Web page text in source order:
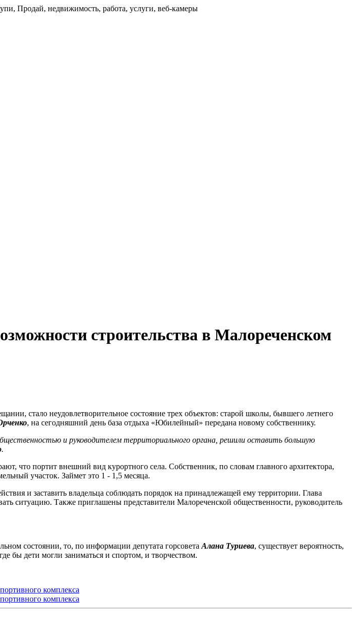
строительства в Малореченском
стало неудовлетворительное состояние трех объектов: старой школы, бывшего летнего
, на сегодняшний день база отдыха «Юбилейный» передана новому собственнику.
и руководителем территориального органа, решили оставить большую
.
что портит внешний вид курортного села. Собственник, по словам главного архитектора,
участок. Займет это 1 - 1,5 месяца.
и заставить владельца соблюдать порядок на принадлежащей ему территории. Глава
ситуацию. Также приглашены представители Малореченской общественности, руководитель
состоянии, то, по информации депутата горсовета Алана Туриева, существует вероятность,
бы дети могли заниматься и спортом, и творчеством.